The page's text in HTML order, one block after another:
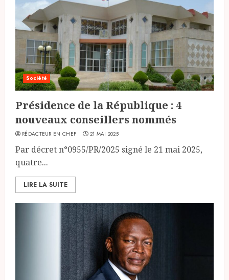
Société
Présidence de la République : 4
nouveaux conseillers nommés
RÉDACTEUR EN CHEF 21 MAI 2025
Par décret n°0955/PR/2025 signé le 21 mai 2025,
quatre...
LIRE LA SUITE